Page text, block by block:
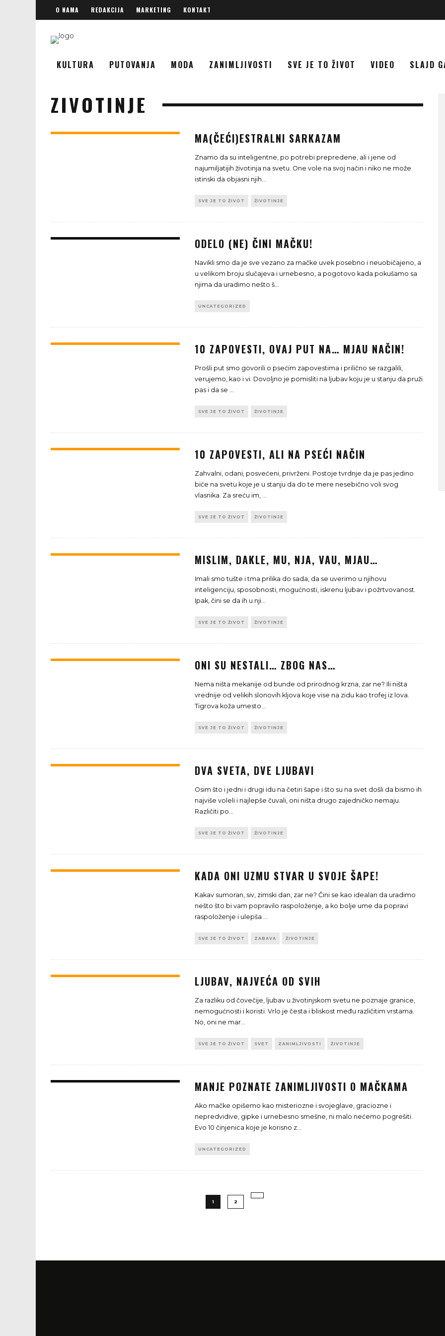
O NAMA REDAKCIJA MARKETING KONTAKT
KULTURA PUTOVANJA MODA ZANIMLJIVOSTI SVE JE TO ŽIVOT VIDEO SLAJD
ZIVOTINJE
MA(ČEĆI)ESTRALNI SARKAZAM
Znamo da su inteligentne, po potrebi prepredene, ali i jene od
najumiljatijih životinja na svetu. One vole na svoj način i niko ne može
istinski da objasni njih...
SVE JE TO ŽIVOT ŽIVOTINJE
ODELO (NE) ČINI MAČKU!
Navikli smo da je sve vezano za mačke uvek posebno i neuobičajeno, a
u velikom broju slučajeva i urnebesno, a pogotovo kada pokušamo sa
njima da uradimo nešto š...
UNCATEGORIZED
10 ZAPOVESTI, OVAJ PUT NA… MJAU NAČIN!
Prošli put smo govorili o psećim zapovestima i prilično se razgalili,
verujemo, kao i vi. Dovoljno je pomisliti na ljubav koju je u stanju da pruži
pas i da se ...
SVE JE TO ŽIVOT ŽIVOTINJE
10 ZAPOVESTI, ALI NA PSEĆI NAČIN
Zahvalni, odani, posvećeni, privrženi. Postoje tvrdnje da je pas jedino
biće na svetu koje je u stanju da do te mere nesebično voli svog
vlasnika. Za sreću im, ...
SVE JE TO ŽIVOT ŽIVOTINJE
MISLIM, DAKLE, MU, NJA, VAU, MJAU…
Imali smo tušte i tma prilika do sada, da se uverimo u njihovu
inteligenciju, sposobnosti, mogućnosti, iskrenu ljubav i požrtvovanost.
Ipak, čini se da ih u nji...
SVE JE TO ŽIVOT ŽIVOTINJE
ONI SU NESTALI… ZBOG NAS…
Nema ništa mekanije od bunde od prirodnog krzna, zar ne? Ili ništa
vrednije od velikih slonovih kljova koje vise na zidu kao trofej iz lova.
Tigrova koža umesto...
SVE JE TO ŽIVOT ŽIVOTINJE
DVA SVETA, DVE LJUBAVI
Osim što i jedni i drugi idu na četiri šape i što su na svet došli da bismo ih
najviše voleli i najlepše čuvali, oni ništa drugo zajedničko nemaju.
Različiti po...
SVE JE TO ŽIVOT ŽIVOTINJE
KADA ONI UZMU STVAR U SVOJE ŠAPE!
Kakav sumoran, siv, zimski dan, zar ne? Čini se kao idealan da uradimo
nešto što bi vam popravilo raspoloženje, a ko bolje ume da popravi
raspoloženje i ulepša ...
SVE JE TO ŽIVOT ZABAVA ŽIVOTINJE
LJUBAV, NAJVEĆA OD SVIH
Za razliku od čovečije, ljubav u životinjskom svetu ne poznaje granice,
nemogućnosti i koristi. Vrlo je česta i bliskost među različitim vrstama.
No, oni ne mar...
SVE JE TO ŽIVOT SVET ZANIMLJIVOSTI ŽIVOTINJE
MANJE POZNATE ZANIMLJIVOSTI O MAČKAMA
Ako mačke opišemo kao misteriozne i svojeglave, graciozne i
nepredvidive, gipke i urnebesno smešne, ni malo nećemo pogrešiti.
Evo 10 činjenica koje je korisno z...
UNCATEGORIZED
1 2